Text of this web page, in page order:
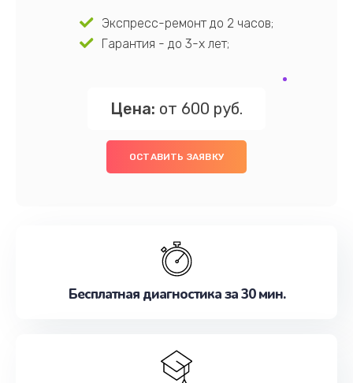
Экспресс-ремонт до 2 часов;
Гарантия - до 3-х лет;
Цена: от 600 руб.
ОСТАВИТЬ ЗАЯВКУ
Бесплатная диагностика за 30 мин.